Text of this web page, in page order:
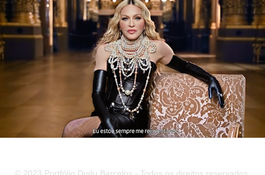
Itaú 100 anos.
2023